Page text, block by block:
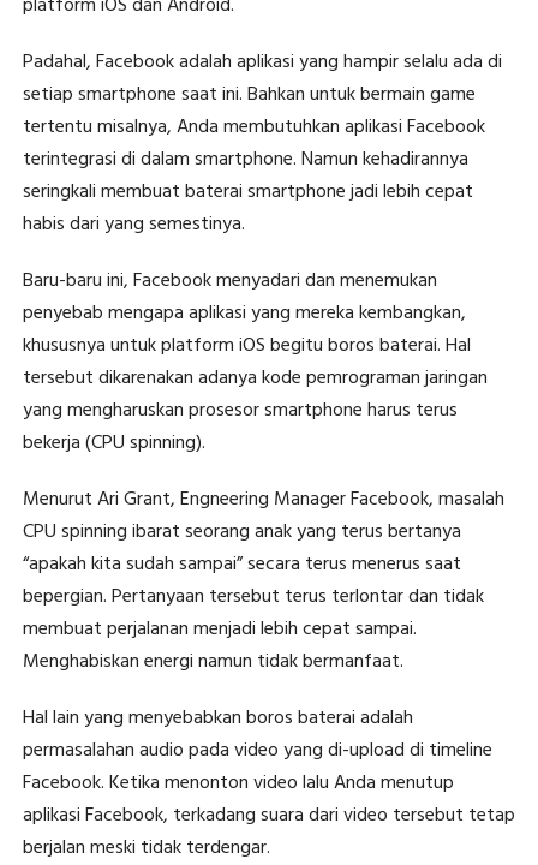
Padahal, Facebook adalah aplikasi yang hampir selalu ada di
setiap smartphone saat ini. Bahkan untuk bermain game
tertentu misalnya, Anda membutuhkan aplikasi Facebook
terintegrasi di dalam smartphone. Namun kehadirannya
seringkali membuat baterai smartphone jadi lebih cepat
habis dari yang semestinya.
Baru-baru ini, Facebook menyadari dan menemukan
penyebab mengapa aplikasi yang mereka kembangkan,
khususnya untuk platform iOS begitu boros baterai. Hal
tersebut dikarenakan adanya kode pemrograman jaringan
yang mengharuskan prosesor smartphone harus terus
bekerja (CPU spinning).
Menurut Ari Grant, Engneering Manager Facebook, masalah
CPU spinning ibarat seorang anak yang terus bertanya
“apakah kita sudah sampai” secara terus menerus saat
bepergian. Pertanyaan tersebut terus terlontar dan tidak
membuat perjalanan menjadi lebih cepat sampai.
Menghabiskan energi namun tidak bermanfaat.
Hal lain yang menyebabkan boros baterai adalah
permasalahan audio pada video yang di-upload di timeline
Facebook. Ketika menonton video lalu Anda menutup
aplikasi Facebook, terkadang suara dari video tersebut tetap
berjalan meski tidak terdengar.